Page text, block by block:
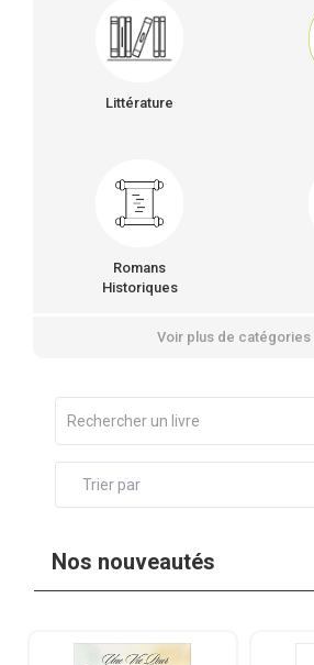
Littérature
Romans
Historiques
Voir plus de catégories
Nos nouveautés